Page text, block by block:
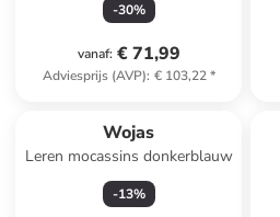
-30%
vanaf: € 71,99
Adviesprijs (AVP): € 103,22*
Wojas
Leren mocassins donkerblauw
-13%